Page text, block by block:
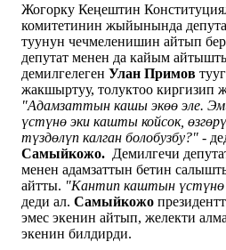
Жогорку Кеңештин
комитетинин жыйынында
туунун чечмеленишин айтып
депутат менен да кайым
демилгелеген Улан Примов
жакшыртуу, толуктоо киргизип
"Адамзаттын кашы экөө эле.
үстүнө эки кашты койсок,
түздөлүп калган болобузбу?" -
Самыйкожо. Демилгечи
менен адамзаттын бетин
айтты. "Кантип каштын
деди ал. Самыйкожо
эмес экенин айтып, желекти
экенин билдирди.